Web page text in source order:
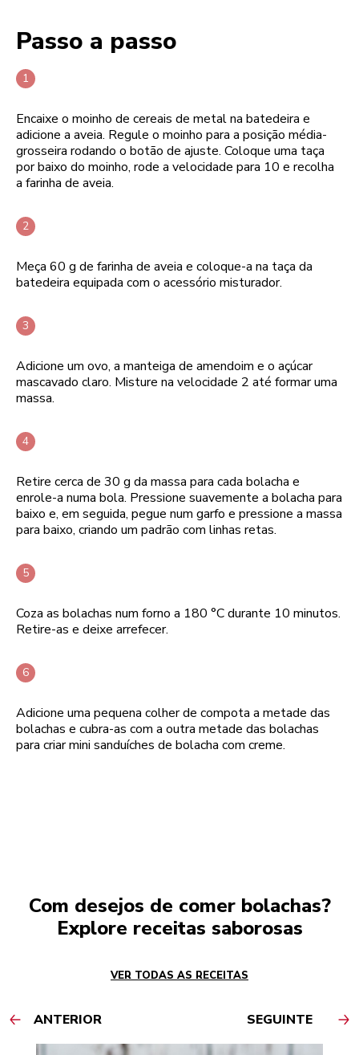
Passo a passo
Encaixe o moinho de cereais de metal na batedeira e
adicione a aveia. Regule o moinho para a posição média-
grosseira rodando o botão de ajuste. Coloque uma taça
por baixo do moinho, rode a velocidade para 10 e recolha
a farinha de aveia.
Meça 60 g de farinha de aveia e coloque-a na taça da
batedeira equipada com o acessório misturador.
Adicione um ovo, a manteiga de amendoim e o açúcar
mascavado claro. Misture na velocidade 2 até formar uma
massa.
Retire cerca de 30 g da massa para cada bolacha e
enrole-a numa bola. Pressione suavemente a bolacha para
baixo e, em seguida, pegue num garfo e pressione a massa
para baixo, criando um padrão com linhas retas.
Coza as bolachas num forno a 180 °C durante 10 minutos.
Retire-as e deixe arrefecer.
Adicione uma pequena colher de compota a metade das
bolachas e cubra-as com a outra metade das bolachas
para criar mini sanduíches de bolacha com creme.
Com desejos de comer bolachas?
Explore receitas saborosas
VER TODAS AS RECEITAS
ANTERIOR SEGUINTE